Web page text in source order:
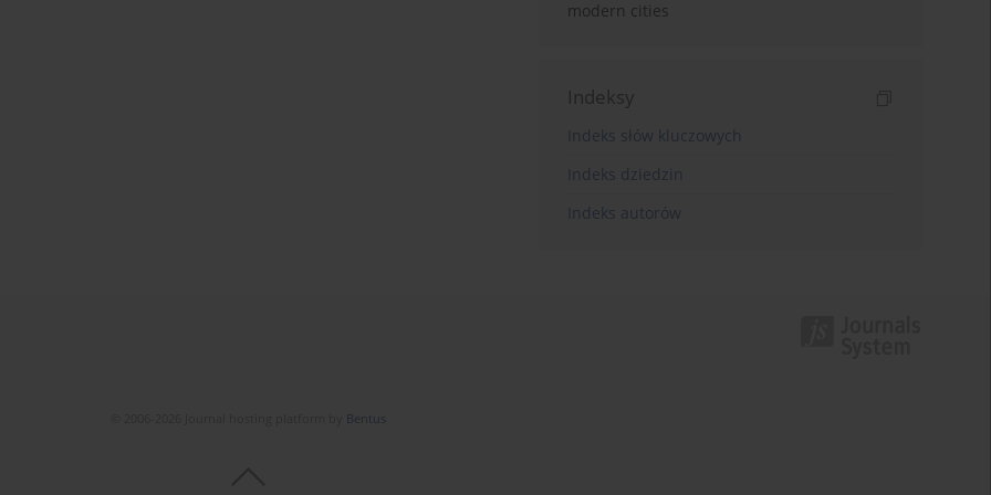
modern cities
Indeksy
Indeks słów kluczowych
Indeks dziedzin
Indeks autorów
Bentus